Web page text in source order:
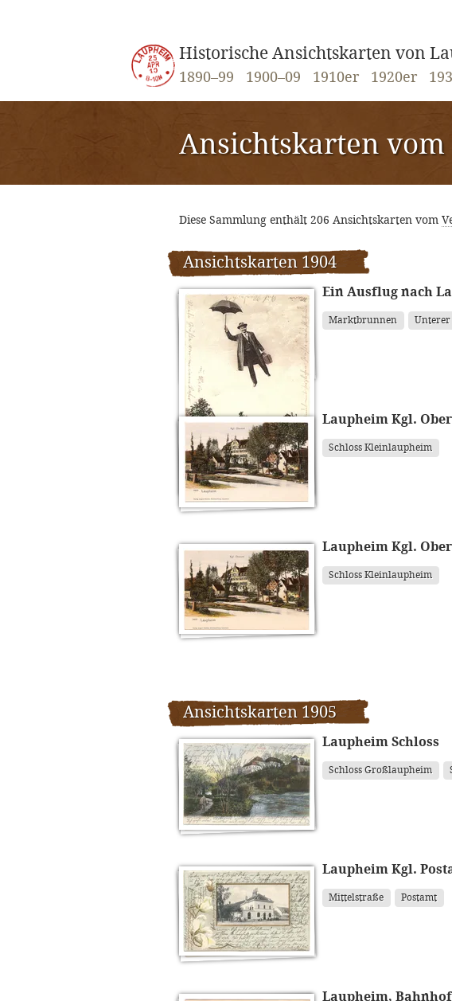
Historische Ansichtskarten von
1890–99 1900–09 1910er 1920er
Ansichtskarten
Diese Sammlung enthält 206 Ansichtskarten vom
Ansichtskarten 1904
Ein Ausflug nach
Marktbrunnen
Laupheim Kgl.
Schloss Kleinlaupheim
Laupheim Kgl.
Schloss Kleinlaupheim
Ansichtskarten 1905
Laupheim Schloss
Schloss Großlaupheim
Laupheim Kgl.
Mittelstraße Postamt
Laupheim,